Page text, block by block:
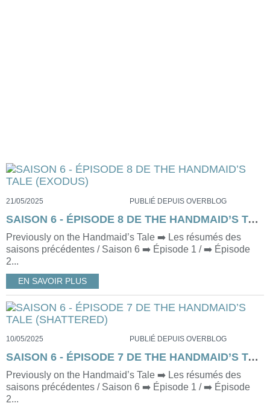
21/05/2025 PUBLIÉ DEPUIS OVERBLOG
SAISON 6 - ÉPISODE 8 DE THE HANDMAID’S TALE (EXODUS)
Previously on the Handmaid’s Tale ➡️ Les résumés des
saisons précédentes / Saison 6 ➡️ Épisode 1 / ➡️ Épisode
2...
EN SAVOIR PLUS
10/05/2025 PUBLIÉ DEPUIS OVERBLOG
SAISON 6 - ÉPISODE 7 DE THE HANDMAID’S TALE (SHATTERED)
Previously on the Handmaid’s Tale ➡️ Les résumés des
saisons précédentes / Saison 6 ➡️ Épisode 1 / ➡️ Épisode
2...